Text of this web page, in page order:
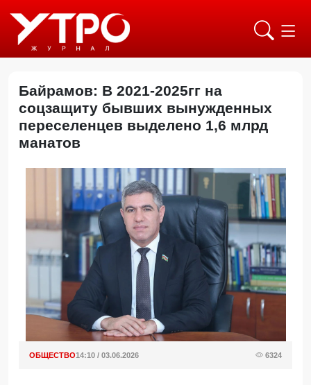
Байрамов: В 2021-2025гг на
соцзащиту бывших вынужденных
переселенцев выделено 1,6 млрд
манатов
ОБЩЕСТВО14:10 / 03.06.2026 6324